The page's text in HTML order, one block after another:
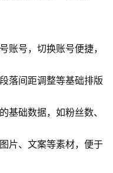
账号，切换账号便捷，
落间距调整等基础排版
基础数据，如粉丝数、
片、文案等素材，便于